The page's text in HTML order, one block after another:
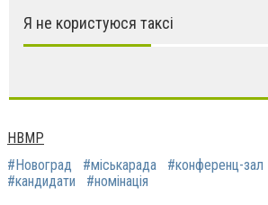
Я не користуюся таксі
НВМР
#Новоград
#міськарада #конференц-зал
#кандидати
#номінація